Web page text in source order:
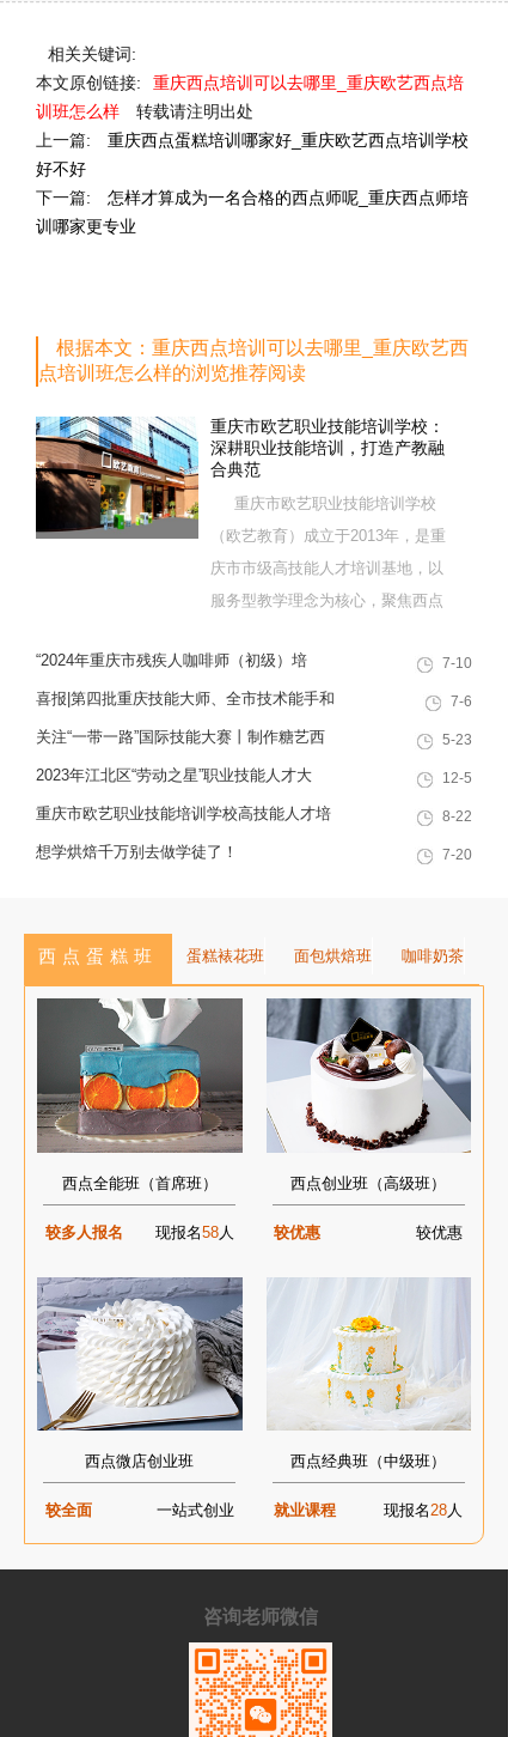
相关关键词:
本文原创链接:
重庆西点培训可以去哪里_重庆欧艺西点培
训班怎么样
转载请注明出处
上一篇:
重庆西点蛋糕培训哪家好_重庆欧艺西点培训学校
好不好
下一篇:
怎样才算成为一名合格的西点师呢_重庆西点师培
训哪家更专业
根据本文：重庆西点培训可以去哪里_重庆欧艺西
点培训班怎么样的浏览推荐阅读
重庆市欧艺职业技能培训学校：
深耕职业技能培训，打造产教融
合典范
重庆市欧艺职业技能培训学校
（欧艺教育）成立于2013年，是重
庆市市级高技能人才培训基地，以
服务型教学理念为核心，聚焦西点
十余载，致力于培养兼具社会责任
感与创新思维的复合型行业高技能
人才，是集技能培训、证书认定、
“2024年重庆市残疾人咖啡师（初级）培
训”职业技能提升计划活动
7-10
喜报|第四批重庆技能大师、全市技术能手和
巴渝青年技能之星名单出炉，重庆欧艺职业
技能培训学校技能人才榜上有名！
7-6
关注“一带一路”国际技能大赛丨制作糖艺西
点，看手艺更考验审美
5-23
2023年江北区“劳动之星”职业技能人才大
赛，我校选手荣获互联网营销师第一名
12-5
重庆市欧艺职业技能培训学校高技能人才培
训基地建设专家指导会会议简报
8-22
想学烘焙千万别去做学徒了！ 7-20
西点蛋糕班 蛋糕裱花班 面包烘焙班 咖啡奶茶
西点全能班（首席班）
较多人报名 现报名58人
西点创业班（高级班）
较优惠 较优惠
西点微店创业班
较全面 一站式创业
西点经典班（中级班）
就业课程 现报名28人
咨询老师微信